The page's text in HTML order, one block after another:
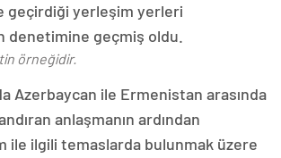
geçirdiği yerleşim yerleri
denetimine geçmiş oldu.
örneğidir.
Azerbaycan ile Ermenistan arasında
anlaşmanın ardından
ile ilgili temaslarda bulunmak üzere